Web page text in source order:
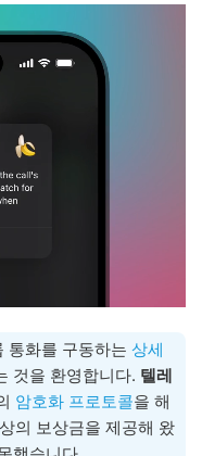
통화를 구동하는 상세
것을 환영합니다. 텔레
암호화 프로토콜을 해
의 보상금을 제공해 왔